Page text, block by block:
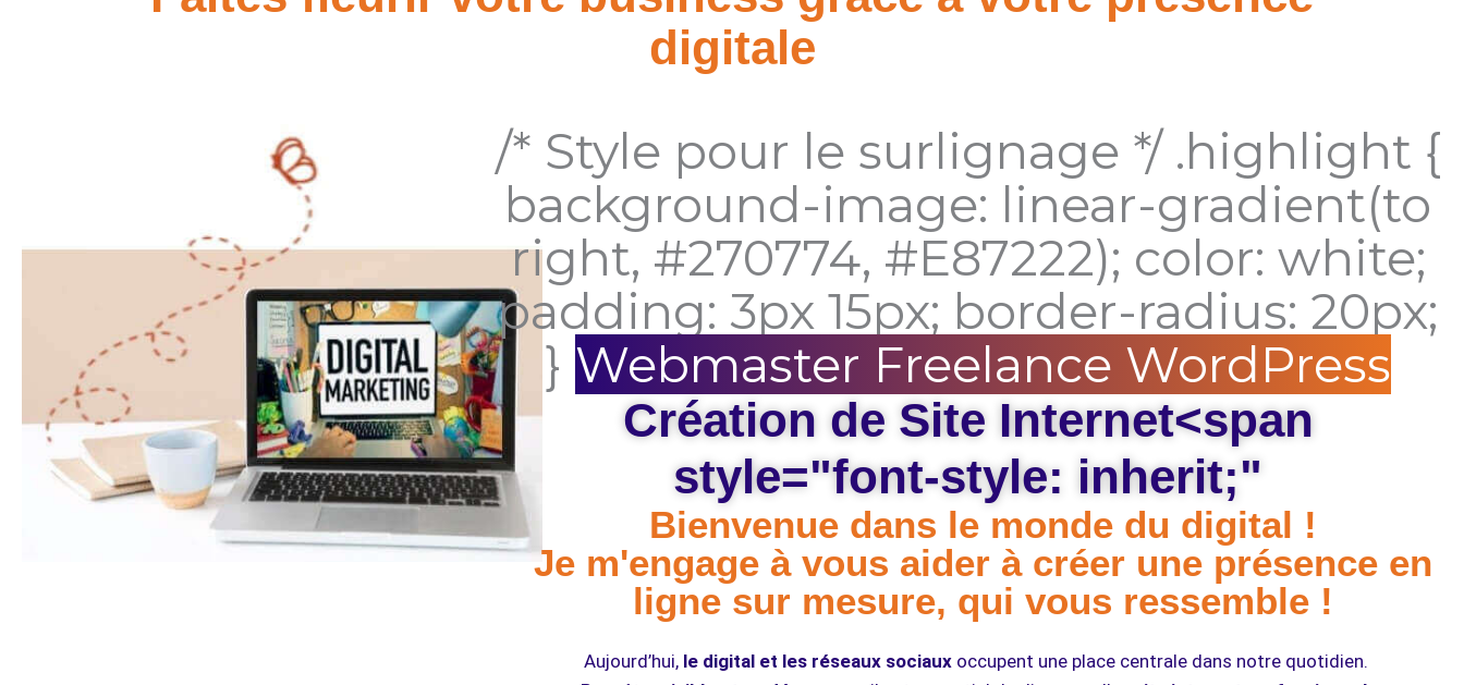
digitale
/* Style pour le surlignage */ .highlight {
background-image: linear-gradient(to
right, #270774, #E87222); color: white;
padding: 3px 15px; border-radius: 20px;
} Webmaster Freelance WordPress
Création de Site Internet<span
style="font-style: inherit;"
Bienvenue dans le monde du digital !
Je m'engage à vous aider à créer une présence en
ligne sur mesure, qui vous ressemble !
Aujourd’hui, le digital et les réseaux sociaux occupent une place centrale dans notre quotidien.